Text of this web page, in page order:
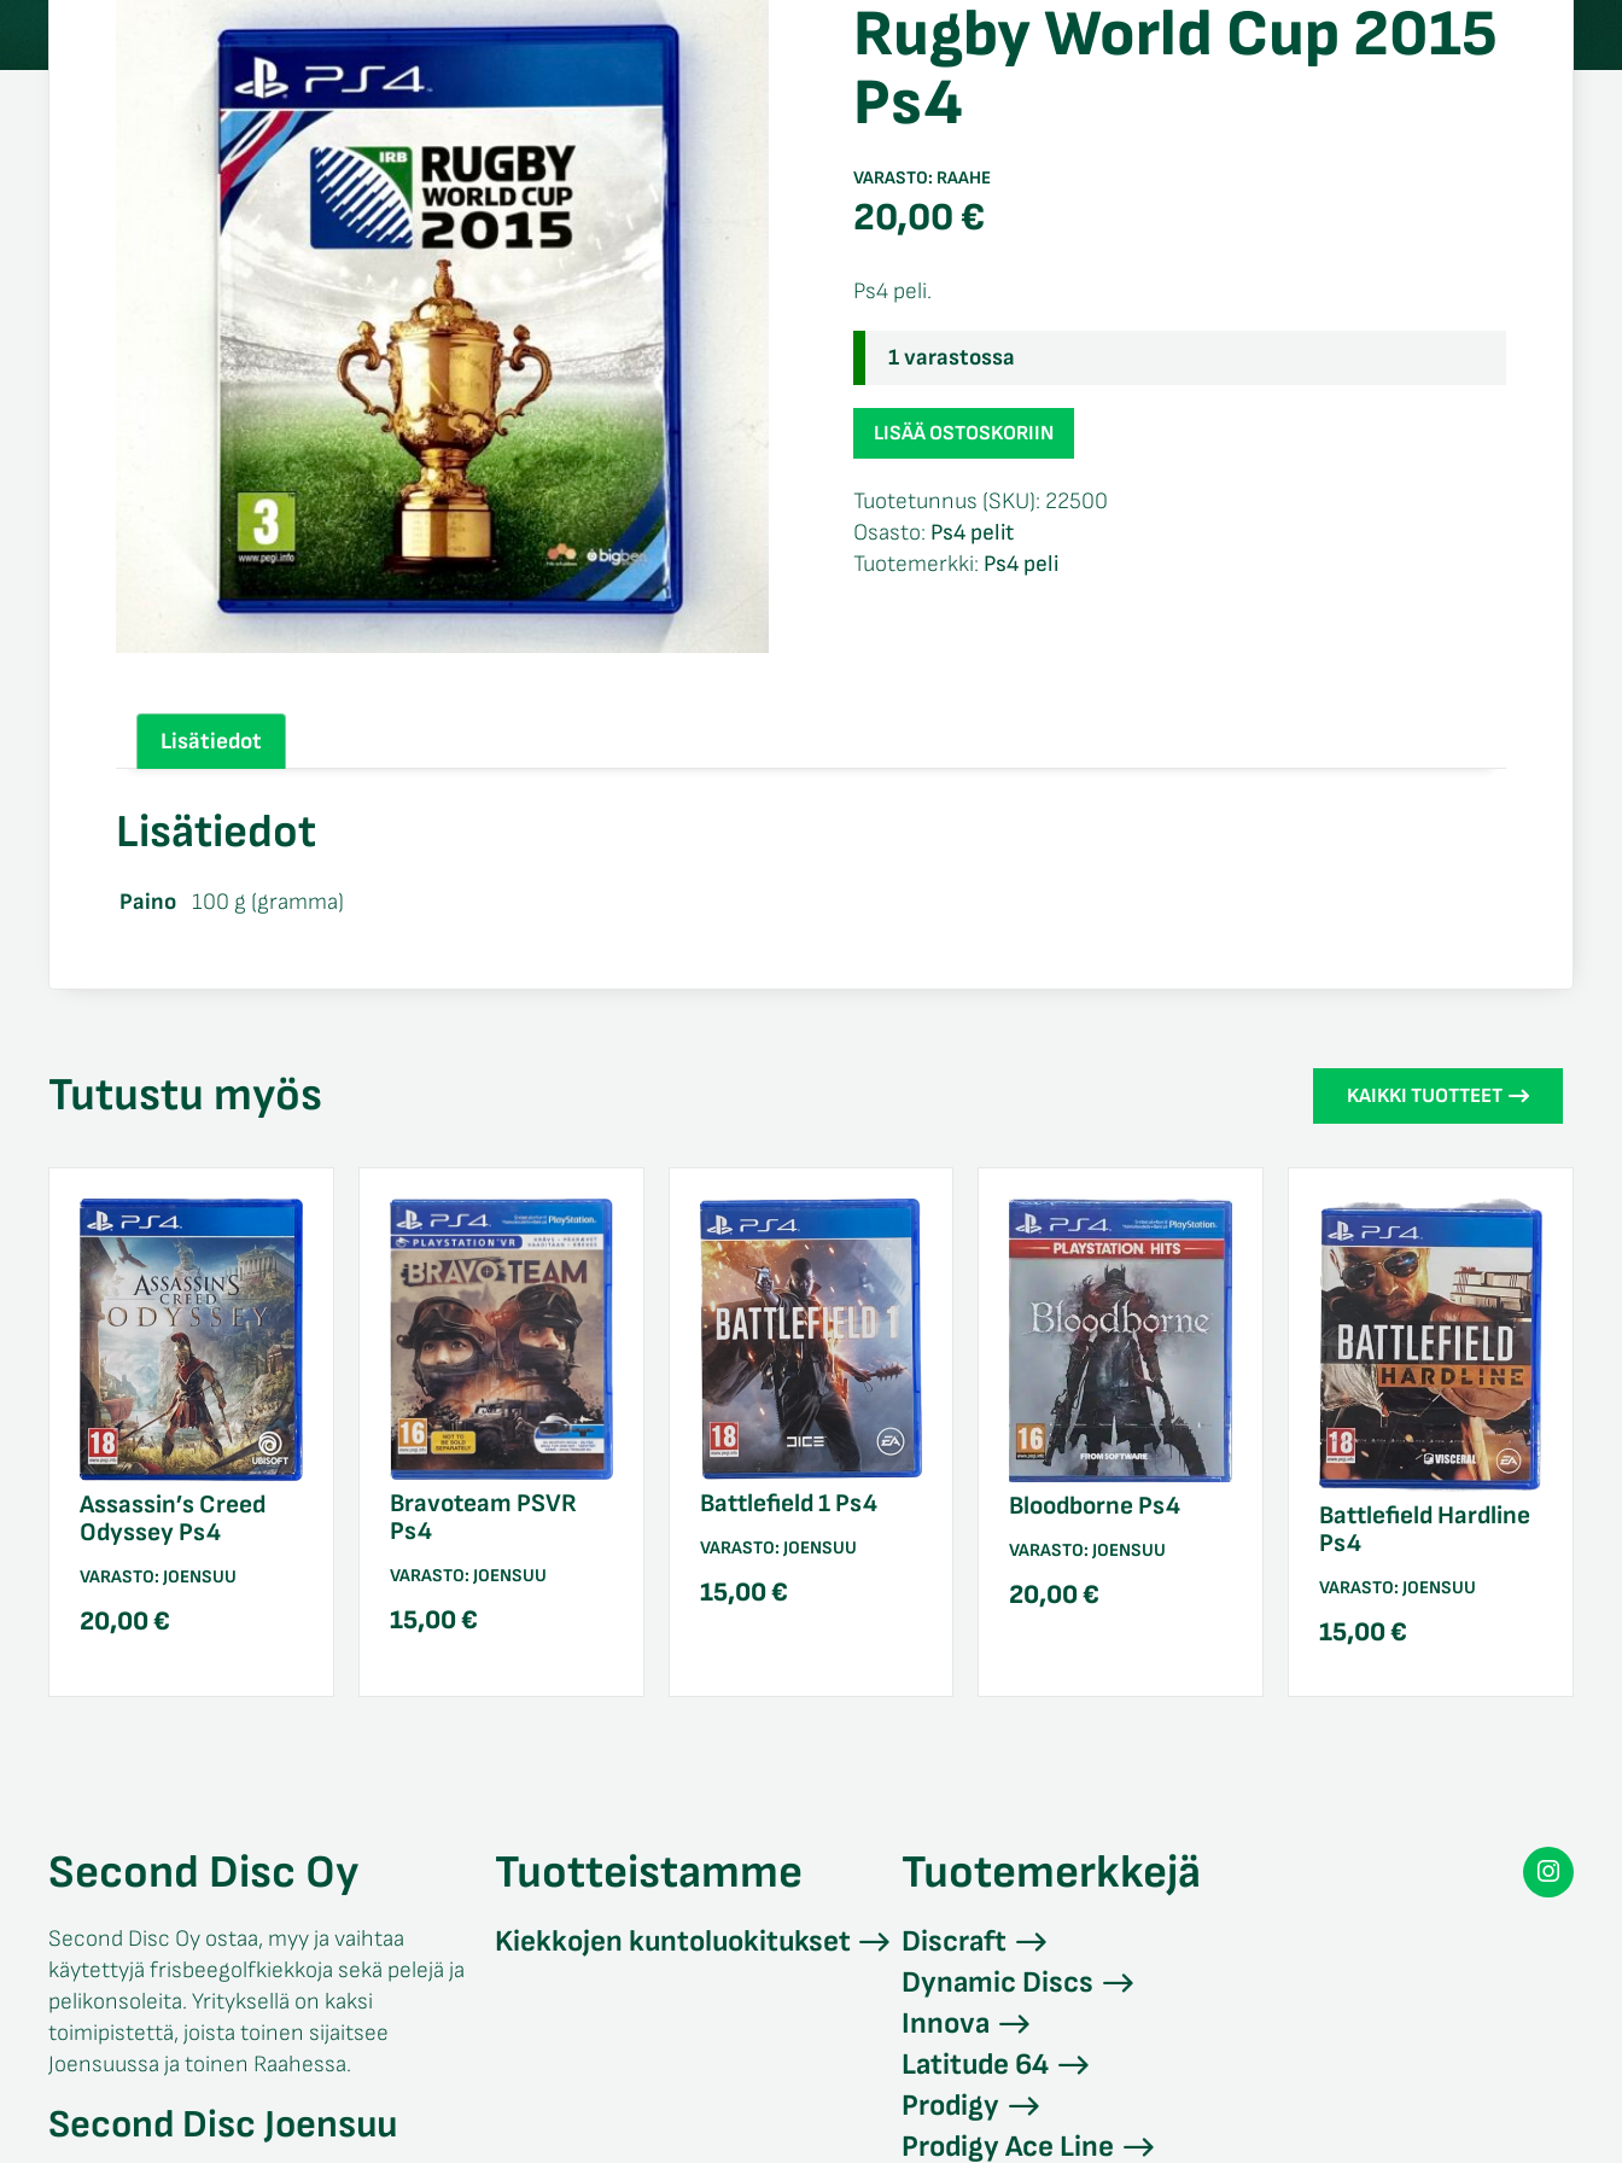
Rugby World Cup 2015
Ps4
VARASTO: RAAHE
20,00€
Ps4 peli.
1 varastossa
Rugby
World
2015
Ps4
määrä
LISÄÄ OSTOSKORIIN
Tuotetunnus (SKU): 22500
Osasto: Ps4 pelit
Tuotemerkki: Ps4 peli
Lisätiedot
Lisätiedot
Paino 100 g (gramma)
Tutustu myös KAIKKI TUOTTEET
Assassin’s Creed
Odyssey Ps4
VARASTO: JOENSUU
20,00€
Bravoteam PSVR
Ps4
VARASTO: JOENSUU
15,00€
Battlefield 1 Ps4
VARASTO: JOENSUU
15,00€
Bloodborne Ps4
VARASTO:JOENSUU
20,00€
Battlefield Hardline
Ps4
VARASTO: JOENSUU
15,00€
Second Disc Oy
Second Disc Oy ostaa, myy ja vaihtaa
käytettyjä frisbeegolfkiekkoja sekä pelejä ja
pelikonsoleita. Yrityksellä on kaksi
toimipistettä, joista toinen sijaitsee
Joensuussa ja toinen Raahessa.
Second Disc Joensuu
Tuotteistamme
Kiekkojen kuntoluokitukset
Tuotemerkkejä
Discraft
Dynamic Discs
Innova
Latitude 64
Prodigy
Prodigy Ace Line